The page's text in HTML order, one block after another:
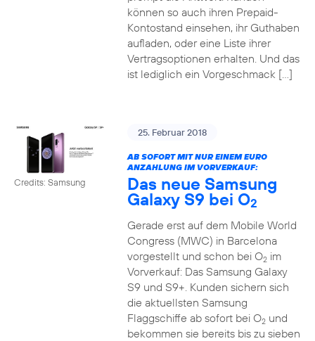
können so auch ihren Prepaid-
Kontostand einsehen, ihr Guthaben
aufladen, oder eine Liste ihrer
Vertragsoptionen erhalten. Und das
ist lediglich ein Vorgeschmack […]
Credits: Samsung
25. Februar 2018
AB SOFORT MIT NUR EINEM EURO
ANZAHLUNG IM VORVERKAUF:
Das neue Samsung
Galaxy S9 bei O2
Gerade erst auf dem Mobile World
Congress (MWC) in Barcelona
vorgestellt und schon bei O2im
Vorverkauf: Das Samsung Galaxy
S9 und S9+. Kunden sichern sich
die aktuellsten Samsung
Flaggschiffe ab sofort bei O2und
bekommen sie bereits bis zu sieben